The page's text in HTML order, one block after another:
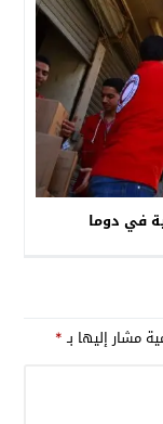
في دوما
مشار إليها بـ*